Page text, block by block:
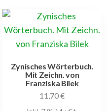
Zynisches Wörterbuch.
Mit Zeichn. von
Franziska Bilek
11,70€